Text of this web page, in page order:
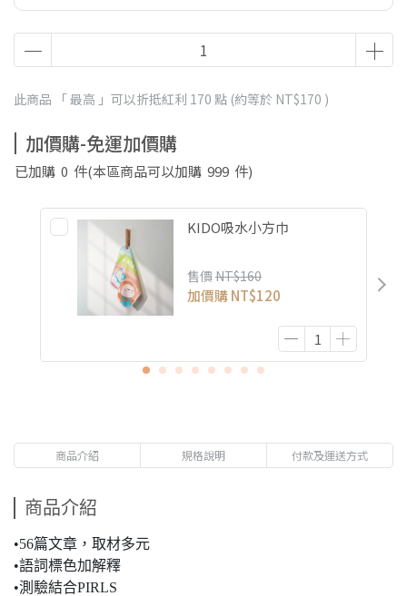
此商品 「 最高 」可以折抵紅利 170 點 (約等於 NT$170 )
加價購-免運加價購
已加購 0 件(本區商品可以加購 999 件)
KIDO吸水小方巾
售價 NT$160
加價購NT$120
商品介紹 規格說明 付款及運送方式
商品介紹
•56篇文章，取材多元
•語詞標色加解釋
•測驗結合PIRLS